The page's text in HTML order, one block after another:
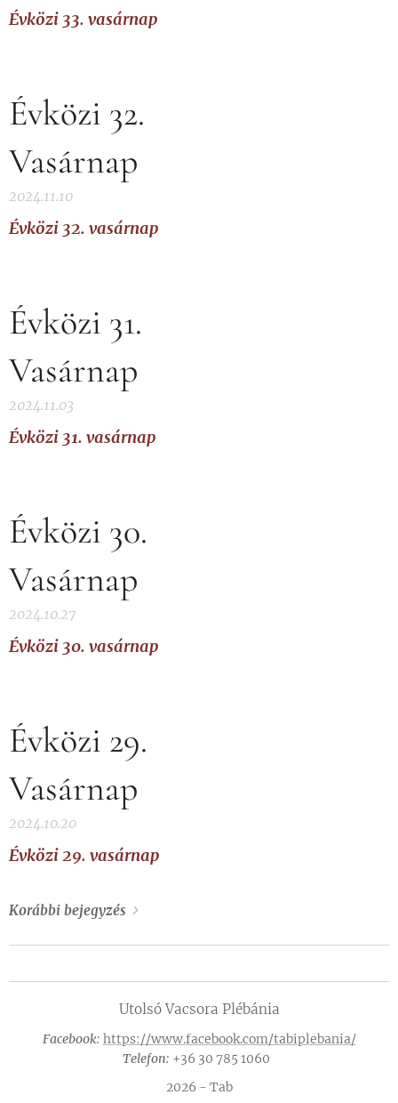
Évközi 33. vasárnap
Évközi 32.
Vasárnap
2024.11.10
Évközi 32. vasárnap
Évközi 31.
Vasárnap
2024.11.03
Évközi 31. vasárnap
Évközi 30.
Vasárnap
2024.10.27
Évközi 30. vasárnap
Évközi 29.
Vasárnap
2024.10.20
Évközi 29. vasárnap
Korábbi bejegyzés
Utolsó Vacsora Plébánia
Facebook: https://www.facebook.com/tabiplebania/
Telefon: +36 30 785 1060
2026 - Tab